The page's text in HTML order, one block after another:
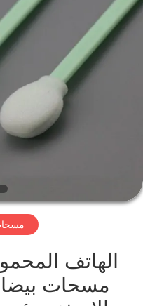
مقاطع
فيديو
اتصل
الهاتف
مسحات